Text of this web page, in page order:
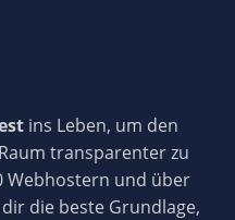
ins Leben, um den
transparenter zu
Webhostern und über
die beste Grundlage,